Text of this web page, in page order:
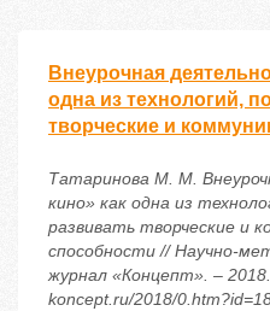
Внеурочная
одна из технологий,
творческие и
Татаринова М. М.
кино» как одна из
развивать творческие и
способности // Научно-
журнал «Концепт». –
koncept.ru/2018/